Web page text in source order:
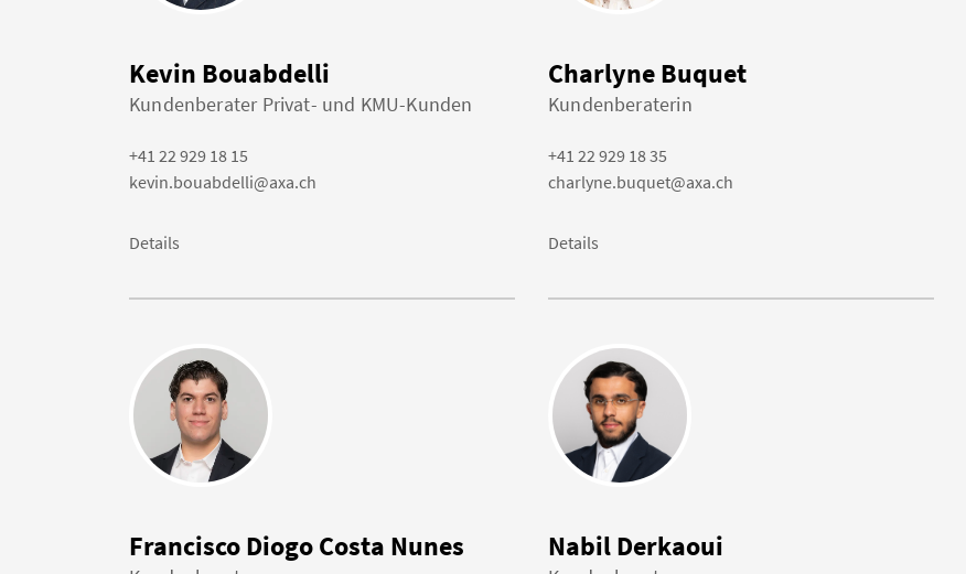
Kevin Bouabdelli
Kundenberater Privat- und KMU-Kunden
+41 22 929 18 15
kevin.bouabdelli@axa.ch
Details
Charlyne Buquet
Kundenberaterin
+41 22 929 18 35
charlyne.buquet@axa.ch
Details
Francisco Diogo Costa Nunes Nabil Derkaoui